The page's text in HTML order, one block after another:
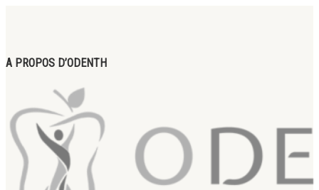
A PROPOS D’ODENTH